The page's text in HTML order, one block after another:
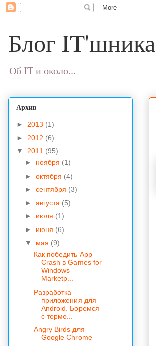
Блог IT'шника
Об IT и около...
Архив
► 2013 (1)
► 2012 (6)
▼ 2011 (95)
► ноября (1)
► октября (4)
► сентября (3)
► августа (5)
► июля (1)
► июня (6)
▼ мая (9)
Как победить App
Crash в Games for
Windows
Marketp...
Разработка
приложения для
Android. Боремся
с тормо...
Angry Birds для
Google Chrome